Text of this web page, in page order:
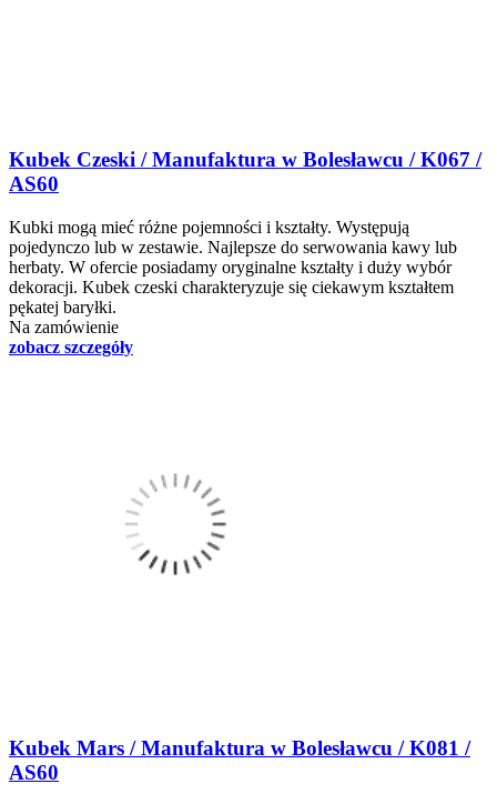
Kubek Czeski / Manufaktura w Bolesławcu / K067 /
AS60
Kubki mogą mieć różne pojemności i kształty. Występują
pojedynczo lub w zestawie. Najlepsze do serwowania kawy lub
herbaty. W ofercie posiadamy oryginalne kształty i duży wybór
dekoracji. Kubek czeski charakteryzuje się ciekawym kształtem
pękatej baryłki.
Na zamówienie
zobacz szczegóły
Kubek Mars / Manufaktura w Bolesławcu / K081 /
AS60